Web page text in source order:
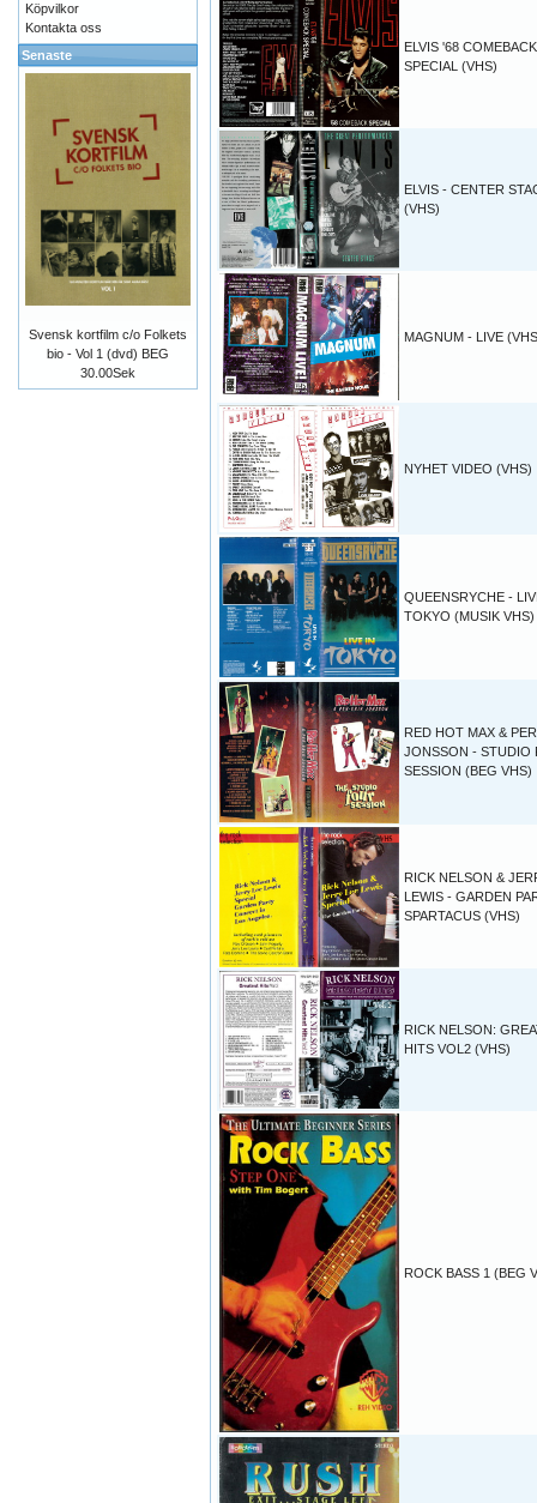
ELVIS '68 COMEBACK
SPECIAL (VHS)
ELVIS - CENTER
(VHS)
MAGNUM - LIVE
NYHET VIDEO (VHS)
QUEENSRYCHE -
TOKYO (MUSIK VHS)
RED HOT MAX &
JONSSON - STUDIO
SESSION (BEG VHS)
RICK NELSON &
LEWIS - GARDEN
SPARTACUS (VHS)
RICK NELSON:
HITS VOL2 (VHS)
ROCK BASS 1 (BEG
Köpvilkor
Kontakta oss
Senaste
Svensk kortfilm c/o Folkets
bio - Vol 1 (dvd) BEG
30.00Sek